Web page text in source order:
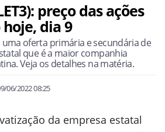
preço das ações
dia 9
oferta primária e secundária de
que é a maior companhia
Veja os detalhes na matéria.
06/2022 08:25
da empresa estatal